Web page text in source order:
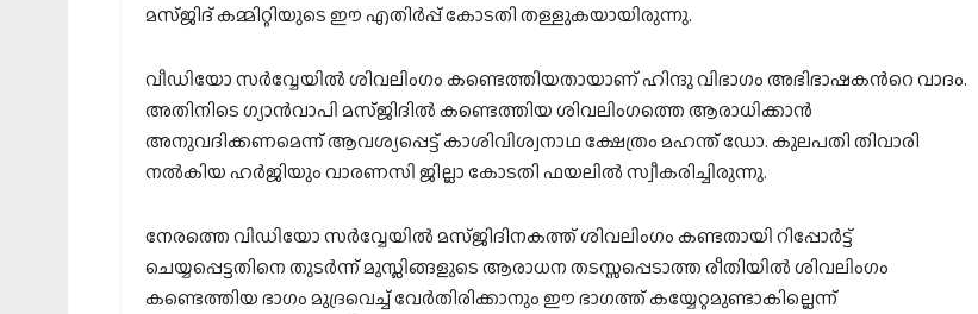
മസ്ജിദ് കമ്മിറ്റിയുടെ ഈ എതിര്‍പ്പ് കോടതി തള്ളുകയായിരുന്നു.
വീഡിയോ സര്‍വ്വേയില്‍ ശിവലിംഗം കണ്ടെത്തിയതായാണ് ഹിന്ദു വിഭാഗം അഭിഭാഷകന്‍റെ വാദം.
അതിനിടെ ഗ്യാന്‍വാപി മസ്ജിദില്‍ കണ്ടെത്തിയ ശിവലിംഗത്തെ ആരാധിക്കാന്‍
അനുവദിക്കണമെന്ന് ആവശ്യപ്പെട്ട് കാശിവിശ്വനാഥ ക്ഷേത്രം മഹന്ത് ഡോ. കുലപതി തിവാരി
നല്‍കിയ ഹര്‍ജിയും വാരണസി ജില്ലാ കോടതി ഫയലില്‍ സ്വീകരിച്ചിരുന്നു.
നേരത്തെ വിഡിയോ സര്‍വ്വേയില്‍ മസ്ജിദിനകത്ത് ശിവലിംഗം കണ്ടതായി റിപ്പോര്‍ട്ട്
ചെയ്യപ്പെട്ടതിനെ തുടര്‍ന്ന് മുസ്ലിങ്ങളുടെ ആരാധന തടസ്സപ്പെടാത്ത രീതിയില്‍ ശിവലിംഗം
കണ്ടെത്തിയ ഭാഗം മുദ്രവെച്ച് വേര്‍തിരിക്കാനും ഈ ഭാഗത്ത് കയ്യേറ്റമുണ്ടാകില്ലെന്ന്